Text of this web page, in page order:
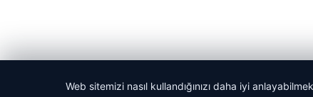
© 2026 Kitap Oku – Güncel Haberler
Web sitemizi nasıl kullandığınızı daha iyi